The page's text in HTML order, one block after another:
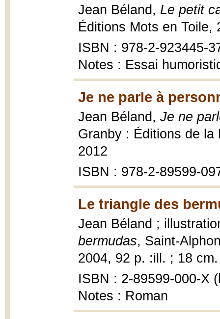
Jean Béland, Le petit
Éditions Mots en Toile,
ISBN : 978-2-923445-
Notes : Essai
Je ne parle à
Jean Béland, Je ne
Granby : Éditions de
2012
ISBN : 978-2-89599-
Le triangle des
Jean Béland ;
bermudas, Saint-
2004, 92 p. :ill. ; 18 cm.
ISBN : 2-89599-000-X
Notes : Roman